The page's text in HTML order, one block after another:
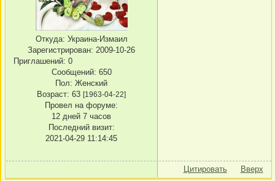
Откуда: Украина-Измаил
Зарегистрирован: 2009-10-26
Приглашений: 0
Сообщений: 650
Пол: Женский
Возраст: 63 [1963-04-22]
Провел на форуме:
12 дней 7 часов
Последний визит:
2021-04-29 11:14:45
Цитировать Вверх